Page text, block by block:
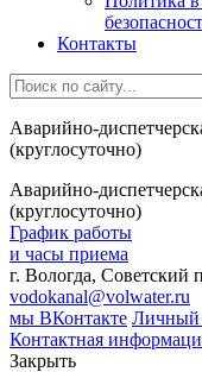
Контакты
Аварийно-
(круглосуточно)
Аварийно-
(круглосуточно)
График работы
и часы приема
г. Вологда, Советский
vodokanal@volwater.ru
мы ВКонтакте Личный
Контактная
Закрыть